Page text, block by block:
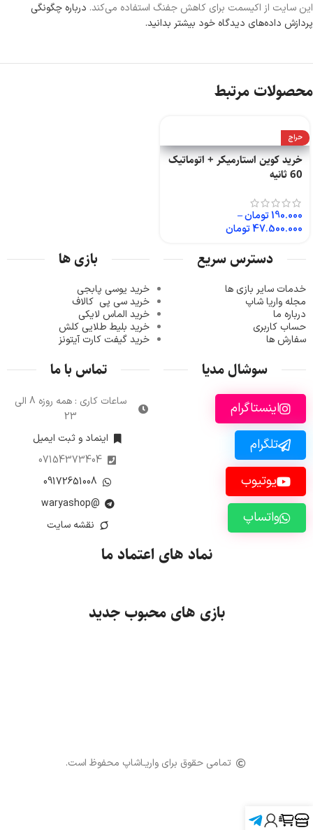
این سایت از اکیسمت برای کاهش جفنگ استفاده می‌کند. درباره چگونگی
پردازش داده‌های دیدگاه خود بیشتر بدانید.
محصولات مرتبط
حراج
خرید کوین استارمیکر + اتوماتیک
60 ثانیه
190.000تومان–
47.500.000تومان
دسترس سریع
خدمات سایر بازی ها
مجله واریا شاپ
درباره ما
حساب کاربری
سفارش ها
بازی ها
خرید یوسی پابجی
خرید سی پی کالاف
خرید الماس لایکی
خرید بلیط طلایی کلش
خرید گیفت کارت آیتونز
سوشال مدیا
اینستاگرام
تلگرام
یوتیوب
واتساپ
تماس با ما
ساعات کاری : همه روزه 8 الی
23
اینماد و ثبت ایمیل
07154373404
09172651008
@waryashop
نقشه سایت
نماد های اعتماد ما
بازی های محبوب جدید
تمامی حقوق برای واریـاشاپ محفوظ است.